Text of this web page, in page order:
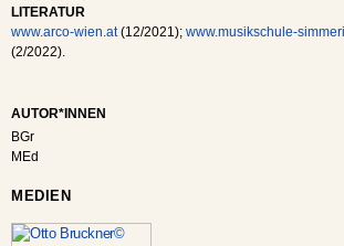
LITERATUR
www.arco-wien.at(12/2021); www.musikschule-
(2/2022).
AUTOR*INNEN
BGr
MEd
MEDIEN